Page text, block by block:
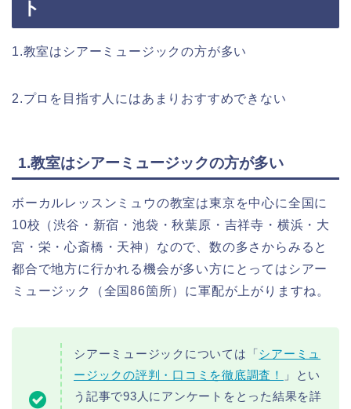
ト
1.教室はシアーミュージックの方が多い
2.プロを目指す人にはあまりおすすめできない
1.教室はシアーミュージックの方が多い
ボーカルレッスンミュウの教室は東京を中心に全国に
10校（渋谷・新宿・池袋・秋葉原・吉祥寺・横浜・大
宮・栄・心斎橋・天神）なので、数の多さからみると
都合で地方に行かれる機会が多い方にとってはシアー
ミュージック（全国86箇所）に軍配が上がりますね。
シアーミュージックについては「シアーミュ
ージックの評判・口コミを徹底調査！
」とい
う記事で93人にアンケートをとった結果を詳